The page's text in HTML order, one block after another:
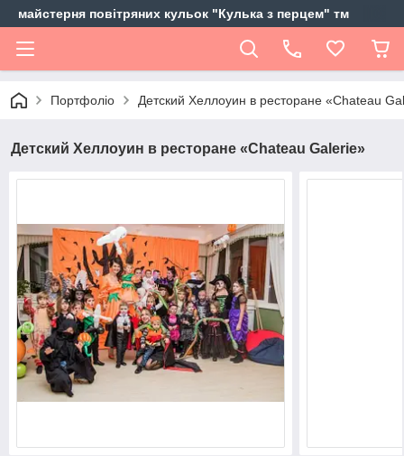
майстерня повітряних кульок "Кулька з перцем" тм
Портфоліо Детский Хеллоуин в ресторане «Chateau
Детский Хеллоуин в ресторане «Chateau Galerie»